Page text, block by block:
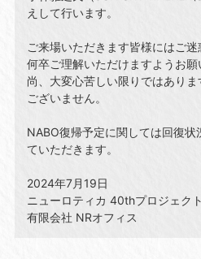
えして行います。
ご来場いただきます皆様にはご迷
何卒ご理解いただけますようお願
尚、大変心苦しい限りではあり
ございません。
NABO復帰予定に関しては回復
ていただきます。
2024年7月19日
ニューロティカ 40thプロジェクト
有限会社 NRオフィス